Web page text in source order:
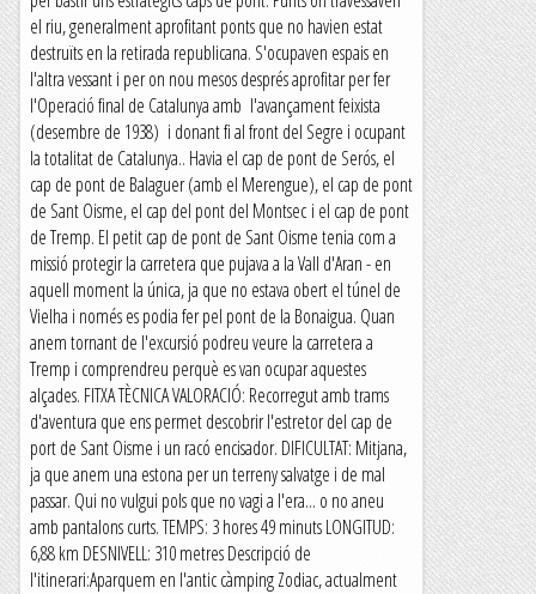
el riu, generalment aprofitant ponts que no havien estat
destruïts en la retirada republicana. S'ocupaven espais en
l'altra vessant i per on nou mesos després aprofitar per fer
l'Operació final de Catalunya amb l'avançament feixista
(desembre de 1938) i donant fi al front del Segre i ocupant
la totalitat de Catalunya.. Havia el cap de pont de Serós, el
cap de pont de Balaguer (amb el Merengue), el cap de pont
de Sant Oisme, el cap del pont del Montsec i el cap de pont
de Tremp. El petit cap de pont de Sant Oisme tenia com a
missió protegir la carretera que pujava a la Vall d'Aran - en
aquell moment la única, ja que no estava obert el túnel de
Vielha i només es podia fer pel pont de la Bonaigua. Quan
anem tornant de l'excursió podreu veure la carretera a
Tremp i comprendreu perquè es van ocupar aquestes
alçades. FITXA TÈCNICA VALORACIÓ: Recorregut amb trams
d'aventura que ens permet descobrir l'estretor del cap de
port de Sant Oisme i un racó encisador. DIFICULTAT: Mitjana,
ja que anem una estona per un terreny salvatge i de mal
passar. Qui no vulgui pols que no vagi a l'era... o no aneu
amb pantalons curts. TEMPS: 3 hores 49 minuts LONGITUD:
6,88 km DESNIVELL: 310 metres Descripció de
l'itinerari:Aparquem en l'antic càmping Zodiac, actualment